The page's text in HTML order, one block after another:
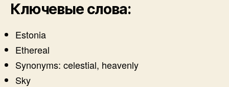
Ключевые слова:
Estonia
Ethereal
Synonyms: celestial, heavenly
Sky